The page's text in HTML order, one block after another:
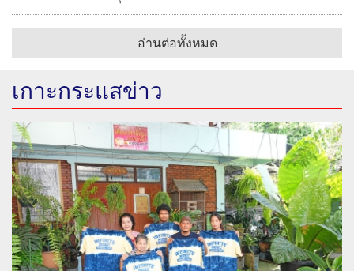
อ่านต่อทั้งหมด
เกาะกระแสข่าว